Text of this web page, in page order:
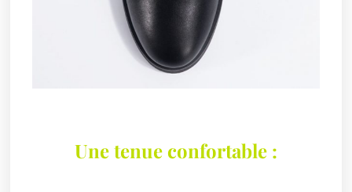
Une tenue confortable :